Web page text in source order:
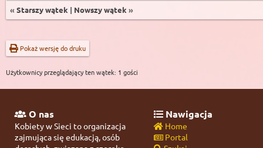
« Starszy wątek | Nowszy wątek »
Pokaż wersję do druku
Użytkownicy przeglądający ten wątek: 1 gości
O nas
Kobiety w Sieci to organizacja
zajmująca się edukacją, osób
Nawigacja
Home
Portal